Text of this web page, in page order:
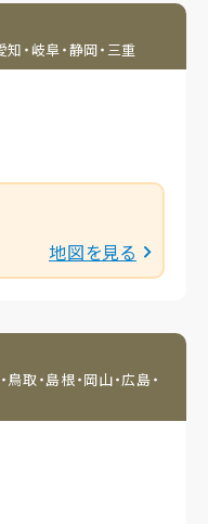
知・岐阜・静岡・三重
地図を見る
鳥取・島根・岡山・広島・